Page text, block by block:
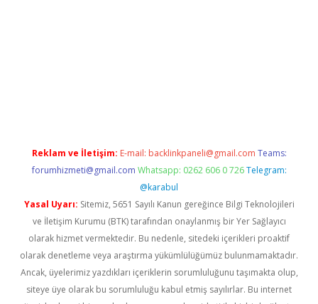
Reklam ve İletişim: E-mail: backlinkpaneli@gmail.com Teams:
forumhizmeti@gmail.com Whatsapp: 0262 606 0 726 Telegram:
@karabul
Yasal Uyarı: Sitemiz, 5651 Sayılı Kanun gereğince Bilgi Teknolojileri
ve İletişim Kurumu (BTK) tarafından onaylanmış bir Yer Sağlayıcı
olarak hizmet vermektedir. Bu nedenle, sitedeki içerikleri proaktif
olarak denetleme veya araştırma yükümlülüğümüz bulunmamaktadır.
Ancak, üyelerimiz yazdıkları içeriklerin sorumluluğunu taşımakta olup,
siteye üye olarak bu sorumluluğu kabul etmiş sayılırlar. Bu internet